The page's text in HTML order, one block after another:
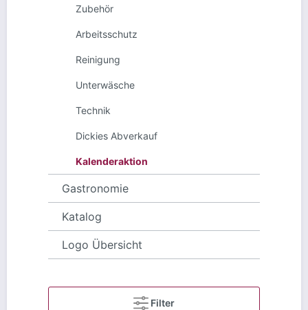
Zubehör
Arbeitsschutz
Reinigung
Unterwäsche
Technik
Dickies Abverkauf
Kalenderaktion
Gastronomie
Katalog
Logo Übersicht
Filter